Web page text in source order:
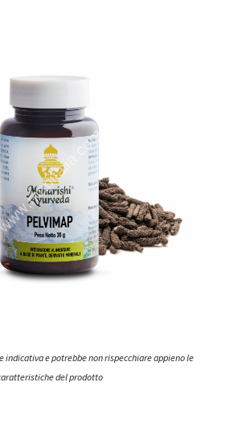
indicativa e potrebbe non rispecchiare appieno le
del prodotto